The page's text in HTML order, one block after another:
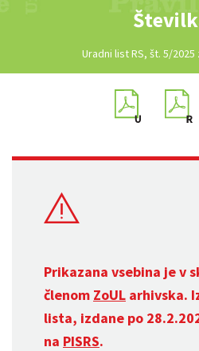
Uradni list RS, št. 5/2025
Prikazana vsebina je v
členom ZoUL arhivska.
lista, izdane po
na PISRS.